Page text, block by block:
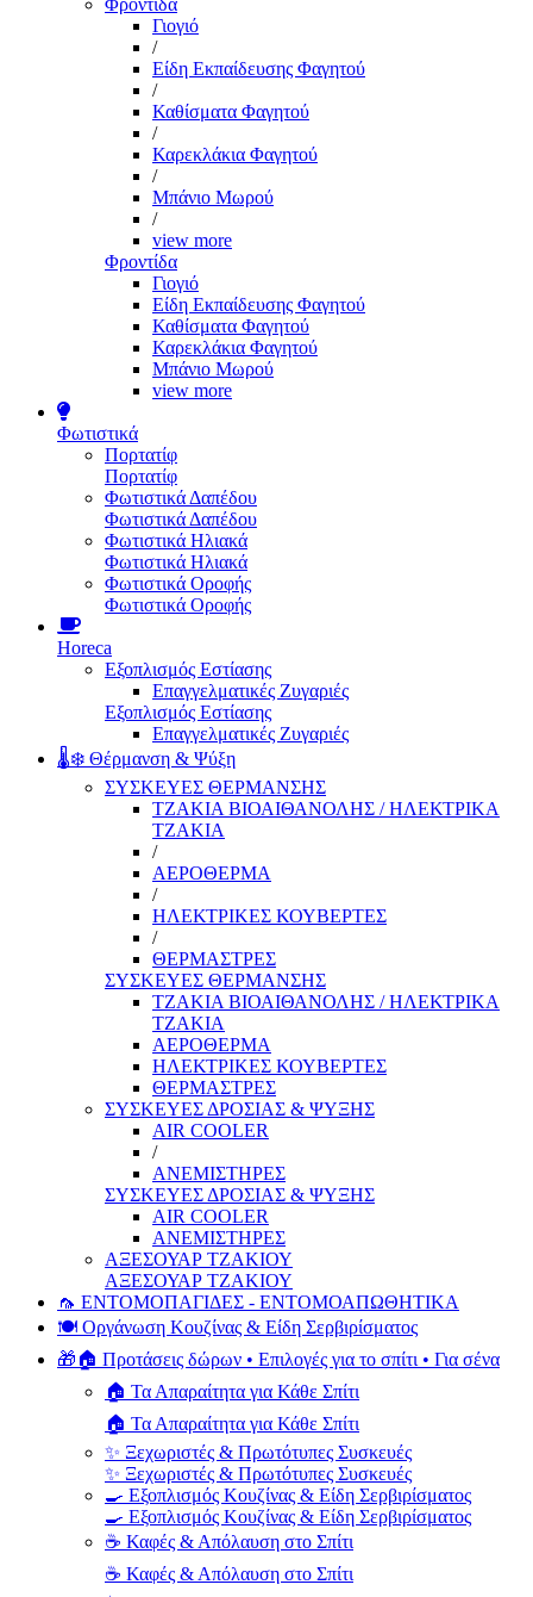
Φροντίδα
Γιογιό
/
Είδη Εκπαίδευσης Φαγητού
/
Καθίσματα Φαγητού
/
Καρεκλάκια Φαγητού
/
Μπάνιο Μωρού
/
view more
Φροντίδα
Γιογιό
Είδη Εκπαίδευσης Φαγητού
Καθίσματα Φαγητού
Καρεκλάκια Φαγητού
Μπάνιο Μωρού
view more
Φωτιστικά
Πορτατίφ
Πορτατίφ
Φωτιστικά Δαπέδου
Φωτιστικά Δαπέδου
Φωτιστικά Ηλιακά
Φωτιστικά Ηλιακά
Φωτιστικά Οροφής
Φωτιστικά Οροφής
Horeca
Εξοπλισμός Εστίασης
Επαγγελματικές Ζυγαριές
Εξοπλισμός Εστίασης
Επαγγελματικές Ζυγαριές
🌡️❄️ Θέρμανση & Ψύξη
ΣΥΣΚΕΥΕΣ ΘΕΡΜΑΝΣΗΣ
ΤΖΑΚΙΑ ΒΙΟΑΙΘΑΝΟΛΗΣ / ΗΛΕΚΤΡΙΚΑ
ΤΖΑΚΙΑ
/
ΑΕΡΟΘΕΡΜΑ
/
ΗΛΕΚΤΡΙΚΕΣ ΚΟΥΒΕΡΤΕΣ
/
ΘΕΡΜΑΣΤΡΕΣ
ΣΥΣΚΕΥΕΣ ΘΕΡΜΑΝΣΗΣ
ΤΖΑΚΙΑ ΒΙΟΑΙΘΑΝΟΛΗΣ / ΗΛΕΚΤΡΙΚΑ
ΤΖΑΚΙΑ
ΑΕΡΟΘΕΡΜΑ
ΗΛΕΚΤΡΙΚΕΣ ΚΟΥΒΕΡΤΕΣ
ΘΕΡΜΑΣΤΡΕΣ
ΣΥΣΚΕΥΕΣ ΔΡΟΣΙΑΣ & ΨΥΞΗΣ
AIR COOLER
/
ΑΝΕΜΙΣΤΗΡΕΣ
ΣΥΣΚΕΥΕΣ ΔΡΟΣΙΑΣ & ΨΥΞΗΣ
AIR COOLER
ΑΝΕΜΙΣΤΗΡΕΣ
ΑΞΕΣΟΥΑΡ ΤΖΑΚΙΟΥ
ΑΞΕΣΟΥΑΡ ΤΖΑΚΙΟΥ
🦟 ΕΝΤΟΜΟΠΑΓΙΔΕΣ - ΕΝΤΟΜΟΑΠΩΘΗΤΙΚΑ
🍽️ Οργάνωση Κουζίνας & Είδη Σερβιρίσματος
🎁🏠 Προτάσεις δώρων • Επιλογές για το σπίτι • Για σένα
🏠 Τα Απαραίτητα για Κάθε Σπίτι
🏠 Τα Απαραίτητα για Κάθε Σπίτι
✨ Ξεχωριστές & Πρωτότυπες Συσκευές
✨ Ξεχωριστές & Πρωτότυπες Συσκευές
🍳 Εξοπλισμός Κουζίνας & Είδη Σερβιρίσματος
🍳 Εξοπλισμός Κουζίνας & Είδη Σερβιρίσματος
☕ Καφές & Απόλαυση στο Σπίτι
☕ Καφές & Απόλαυση στο Σπίτι